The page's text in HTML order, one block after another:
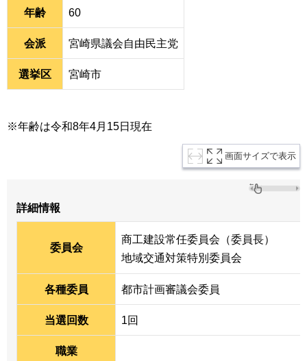
年齢 60
会派 宮崎県議会自由民主党
選挙区 宮崎市
※年齢は令和8年4月15日現在
画面サイズで表示
詳細情報
委員会
商工建設常任委員会（委員長）
地域交通対策特別委員会
各種委員 都市計画審議会委員
当選回数 1回
職業